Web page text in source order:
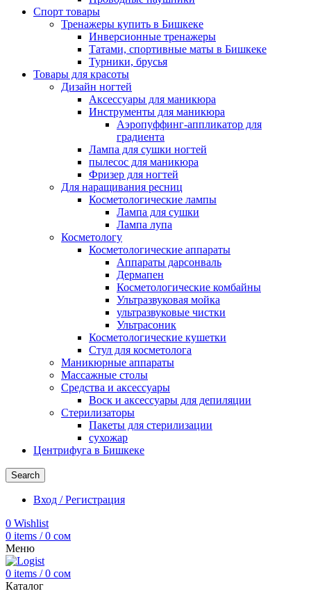
Спорт товары
Тренажеры купить в Бишкеке
Инверсионные тренажеры
Татами, спортивные маты в Бишкеке
Турники, брусья
Товары для красоты
Дизайн ногтей
Аксессуары для маникюра
Инструменты для маникюра
Аэропуффинг-аппликатор для
градиента
Лампа для сушки ногтей
пылесос для маникюра
Фризер для ногтей
Для наращивания ресниц
Косметологические лампы
Лампа для сушки
Лампа лупа
Косметологу
Косметологические аппараты
Аппараты дарсонваль
Дермапен
Косметологические комбайны
Ультразвуковая мойка
ультразвуковые чистки
Ультрасоник
Косметологические кушетки
Стул для косметолога
Маникюрные аппараты
Массажные столы
Средства и аксессуары
Воск и аксессуары для депиляции
Стерилизаторы
Пакеты для стерилизации
сухожар
Центрифуга в Бишкеке
Search
Вход / Регистрация
0 Wishlist
0 items / 0 сом
Меню
0 items / 0 сом
Каталог